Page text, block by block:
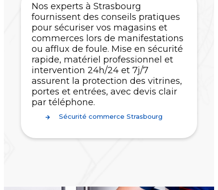
Nos experts à Strasbourg
fournissent des conseils pratiques
pour sécuriser vos magasins et
commerces lors de manifestations
ou afflux de foule. Mise en sécurité
rapide, matériel professionnel et
intervention 24h/24 et 7j/7
assurent la protection des vitrines,
portes et entrées, avec devis clair
par téléphone.
Sécurité commerce Strasbourg